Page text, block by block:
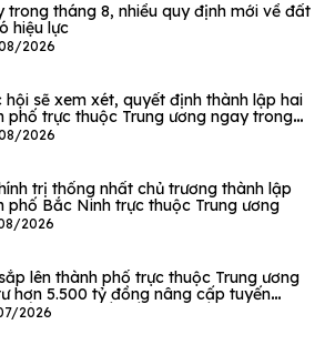
trong tháng 8, nhiều quy định mới về đất
hiệu lực
2026
hội sẽ xem xét, quyết định thành lập hai
phố trực thuộc Trung ương ngay trong
này
2026
trị thống nhất chủ trương thành lập
phố Bắc Ninh trực thuộc Trung ương
2026
lên thành phố trực thuộc Trung ương
hơn 5.500 tỷ đồng nâng cấp tuyến
gần 20km kết nối loạt quốc lộ, khu công
2026